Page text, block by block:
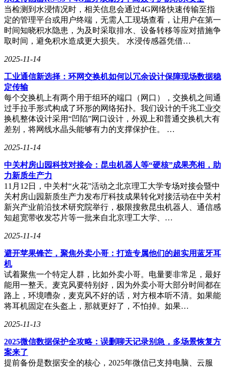
于为企业提供包括SD-WAN组网、SASE安全方案、IDC机柜
租赁托管和SaaS应用高速访问服务在内的全方位解决方案。如
果您有企业网络构建或优化的需求，不妨考虑与亿联云合作。
当检测到水浸情况时，相关信息会通过4G网络快速传输至指
定的管理平台或用户终端，无需人工现场查看，让用户在第一
时间知晓积水隐患，为及时采取排水、设备转移等应对措施争
取时间，避免积水造成更大损失。 水浸传感器凭借…
2025-11-14
工业通信新选择：环网交换机如何以冗余设计保障现场数据稳
定传输
每个交换机上有两个用于组环的端口（网口），交换机之间通
过手拉手形式构成了环形的网络拓扑。我们设计的千兆工业交
换机整体设计采用“凹陷”网口设计，外观上和普通交换机大有
差别，将网线水晶头能够有力的支撑保护住。 …
2025-11-14
中关村房山园科技对接会：昆虫机器人等“硬核”成果亮相，助
力新质生产力
11月12日，中关村“火花”活动之北京理工大学专场对接会暨中
关村房山园新质生产力发布厅科技成果转化对接活动在中关村
新兴产业前沿技术研究院举行，极限搜救昆虫机器人、通信感
知超宽带收发芯片等一批来自北京理工大学、…
2025-11-14
避开苹果锋芒，聚焦外卖小哥：打造专属他们的超实用蓝牙耳
机
试着聚焦一个特定人群，比如外卖小哥。电量要非常足，最好
能用一整天。麦克风要特别好，因为外卖小哥大部分时间都在
路上，环境嘈杂，麦克风不好的话，对方根本听不清。如果能
将耳机固定在头盔上，那就更好了，不怕掉。如果…
2025-11-13
2025微信数据保护全攻略：误删聊天记录别急，多场景恢复方
案来了
提前备份是数据安全的核心，2025年微信已支持电脑、云服